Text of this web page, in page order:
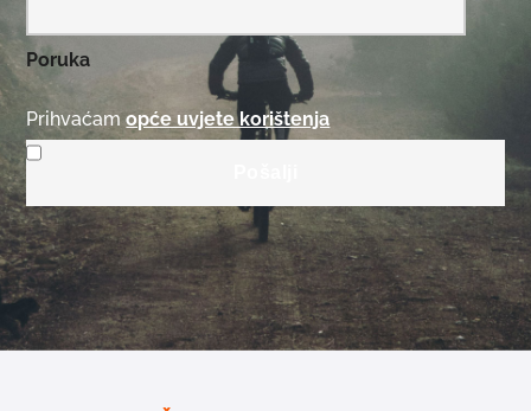
Poruka
Prihvaćam opće uvjete korištenja